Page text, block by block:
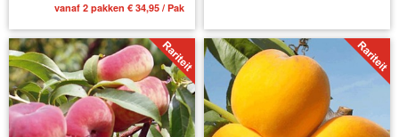
vanaf 2 pakken € 34,95 / Pak